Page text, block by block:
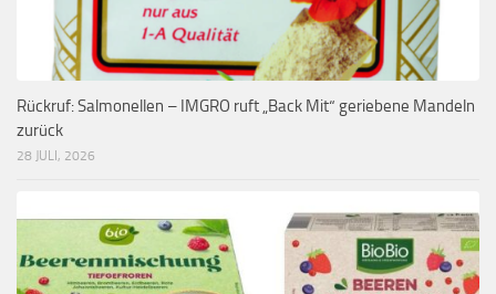
Rückruf: Salmonellen – IMGRO ruft „Back Mit“ geriebene Mandeln
zurück
28 JULI, 2026